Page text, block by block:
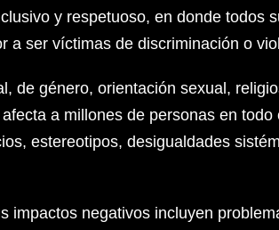
y respetuoso, en donde todos
a ser víctimas de discriminación o
de género, orientación sexual,
a millones de personas en
estereotipos, desigualdades
impactos negativos incluyen